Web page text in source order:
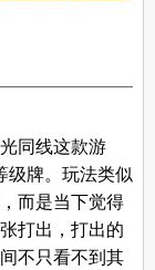
同线这款游
级牌。玩法类似
而是当下觉得
打出，打出的
不只看不到其